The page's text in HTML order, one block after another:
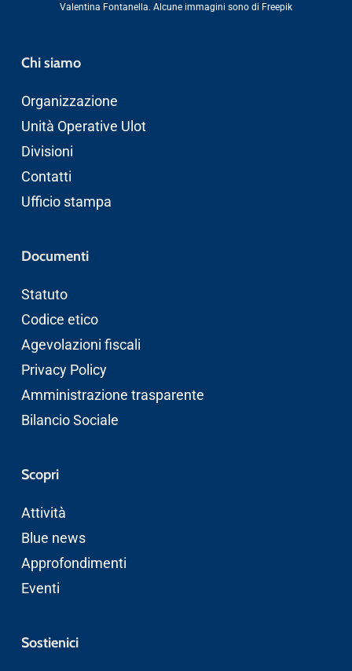
Valentina Fontanella. Alcune immagini sono di Freepik
Chi siamo
Organizzazione
Unità Operative Ulot
Divisioni
Contatti
Ufficio stampa
Documenti
Statuto
Codice etico
Agevolazioni fiscali
Privacy Policy
Amministrazione trasparente
Bilancio Sociale
Scopri
Attività
Blue news
Approfondimenti
Eventi
Sostienici